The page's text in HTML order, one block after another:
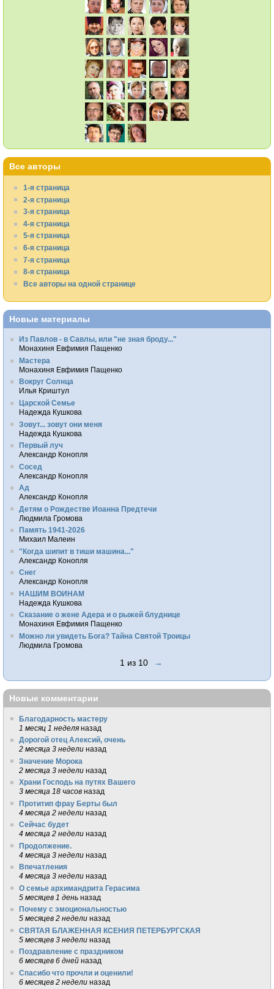
Все авторы
1-я страница
2-я страница
3-я страница
4-я страница
5-я страница
6-я страница
7-я страница
8-я страница
Все авторы на одной странице
Новые материалы
Из Павлов - в Савлы, или "не зная броду..."
Монахиня Евфимия Пащенко
Мастера
Монахиня Евфимия Пащенко
Вокруг Солнца
Илья Криштул
Царской Семье
Надежда Кушкова
Зовут... зовут они меня
Надежда Кушкова
Первый луч
Александр Конопля
Сосед
Александр Конопля
Ад
Александр Конопля
Детям о Рождестве Иоанна Предтечи
Людмила Громова
Память 1941-2026
Михаил Малеин
"Когда шипит в тиши машина..."
Александр Конопля
Снег
Александр Конопля
НАШИМ ВОИНАМ
Надежда Кушкова
Сказание о жене Адера и о рыжей блуднице
Монахиня Евфимия Пащенко
Можно ли увидеть Бога? Тайна Святой Троицы
Людмила Громова
1 из 10 →
Новые комментарии
Благодарность мастеру
1 месяц 1 неделя назад
Дорогой отец Алексий, очень
2 месяца 3 недели назад
Значение Морока
2 месяца 3 недели назад
Храни Господь на путях Вашего
3 месяца 18 часов назад
Протитип фрау Берты был
4 месяца 2 недели назад
Сейчас будет
4 месяца 2 недели назад
Продолжение.
4 месяца 3 недели назад
Впечатления
4 месяца 3 недели назад
О семье архимандрита Герасима
5 месяцев 1 день назад
Почему с эмоциональностью
5 месяцев 2 недели назад
СВЯТАЯ БЛАЖЕННАЯ КСЕНИЯ ПЕТЕРБУРГСКАЯ
5 месяцев 3 недели назад
Поздравление с праздником
6 месяцев 6 дней назад
Спасибо что прочли и оценили!
6 месяцев 2 недели назад